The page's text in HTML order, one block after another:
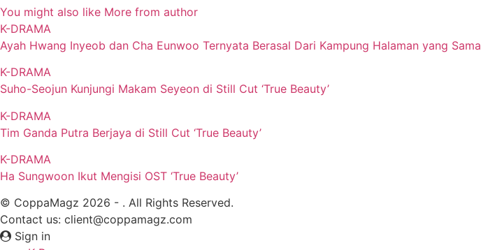
You might also like More from author
K-DRAMA
Ayah Hwang Inyeob dan Cha Eunwoo Ternyata Berasal Dari Kampung Halaman yang Sama
K-DRAMA
Suho-Seojun Kunjungi Makam Seyeon di Still Cut ‘True Beauty’
K-DRAMA
Tim Ganda Putra Berjaya di Still Cut ‘True Beauty’
K-DRAMA
Ha Sungwoon Ikut Mengisi OST ‘True Beauty’
© CoppaMagz 2026 - . All Rights Reserved.
Contact us: client@coppamagz.com
Sign in